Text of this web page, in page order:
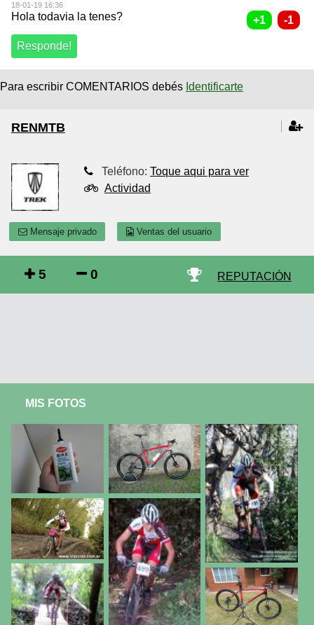
18-01-19 16:36
Hola todavia la tenes?
Para escribir COMENTARIOS debés Identificarte
RENMTB
Teléfono: Toque aqui para ver
Actividad
Mensaje privado Ventas del usuario
5 0 REPUTACIÓN
MIS FOTOS